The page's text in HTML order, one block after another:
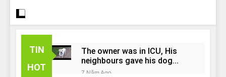
TIN
HOT
The owner was in ICU, His
neighbours gave his dog
away!
7 Năm Ago